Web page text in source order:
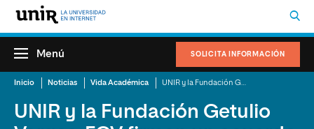
SOLICITA INFORMACIÓN
Menú
Inicio Noticias Vida Académica
UNIR y la Fundación Getulio